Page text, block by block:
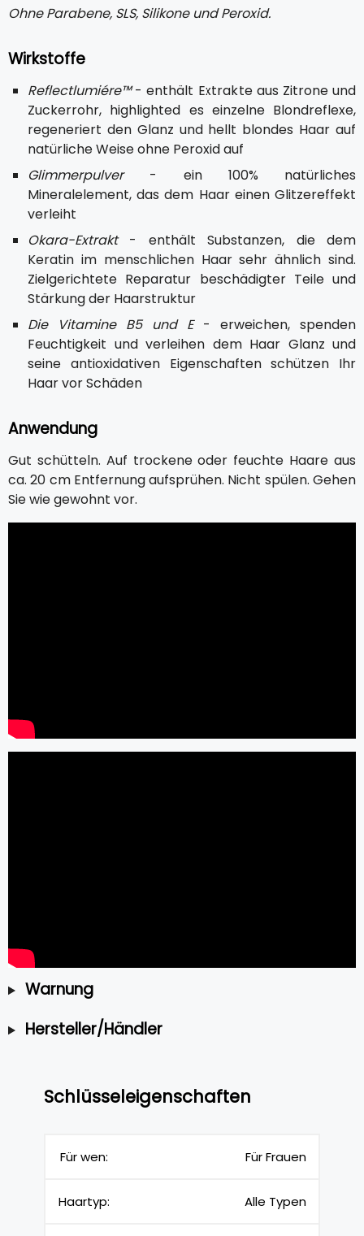
Ohne Parabene, SLS, Silikone und Peroxid.
Wirkstoffe
Reflectlumiére™- enthält Extrakte aus Zitrone und
Zuckerrohr, highlighted es einzelne Blondreflexe,
regeneriert den Glanz und hellt blondes Haar auf
natürliche Weise ohne Peroxid auf
Glimmerpulver- ein 100% natürliches
Mineralelement, das dem Haar einen Glitzereffekt
verleiht
Okara-Extrakt- enthält Substanzen, die dem
Keratin im menschlichen Haar sehr ähnlich sind.
Zielgerichtete Reparatur beschädigter Teile und
Stärkung der Haarstruktur
Die Vitamine B5 und E- erweichen, spenden
Feuchtigkeit und verleihen dem Haar Glanz und
seine antioxidativen Eigenschaften schützen Ihr
Haar vor Schäden
Anwendung
Gut schütteln. Auf trockene oder feuchte Haare aus
ca. 20 cm Entfernung aufsprühen. Nicht spülen. Gehen
Sie wie gewohnt vor.
Warnung
Hersteller/Händler
Schlüsseleigenschaften
Für wen: Für Frauen
Haartyp: Alle Typen